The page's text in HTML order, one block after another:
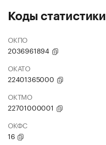
Коды статистики
ОКПО
2036961894
ОКАТО
22401365000
ОКТМО
22701000001
ОКФС
16